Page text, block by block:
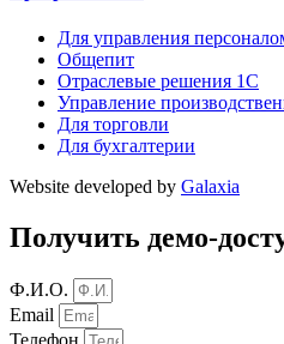
Для управления
Общепит
Отраслевые решения 1С
Управление
Для торговли
Для бухгалтерии
Website developed by Galaxia
Получить демо-
Ф.И.О.
Email